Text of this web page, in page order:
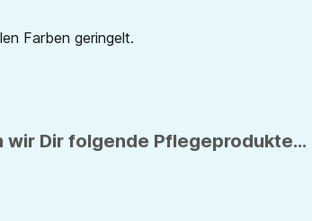
Farben geringelt.
Dir folgende Pflegeprodukte...